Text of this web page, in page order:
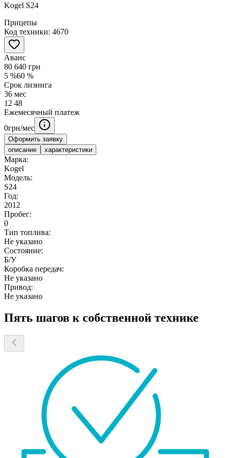
12
Kogel S24
Прицепы
Код техники: 4670
Аванс
80 640 грн
5 %60 %
Срок лизинга
36 мес
12 48
Ежемесячный платеж
0грн/мес
Оформить заявку
описание
характеристики
Марка:
Kogel
Модель:
S24
Год:
2012
Пробег:
0
Тип топлива:
Не указано
Состояние:
Б/У
Коробка передач:
Не указано
Привод:
Не указано
Пять шагов к собственной технике